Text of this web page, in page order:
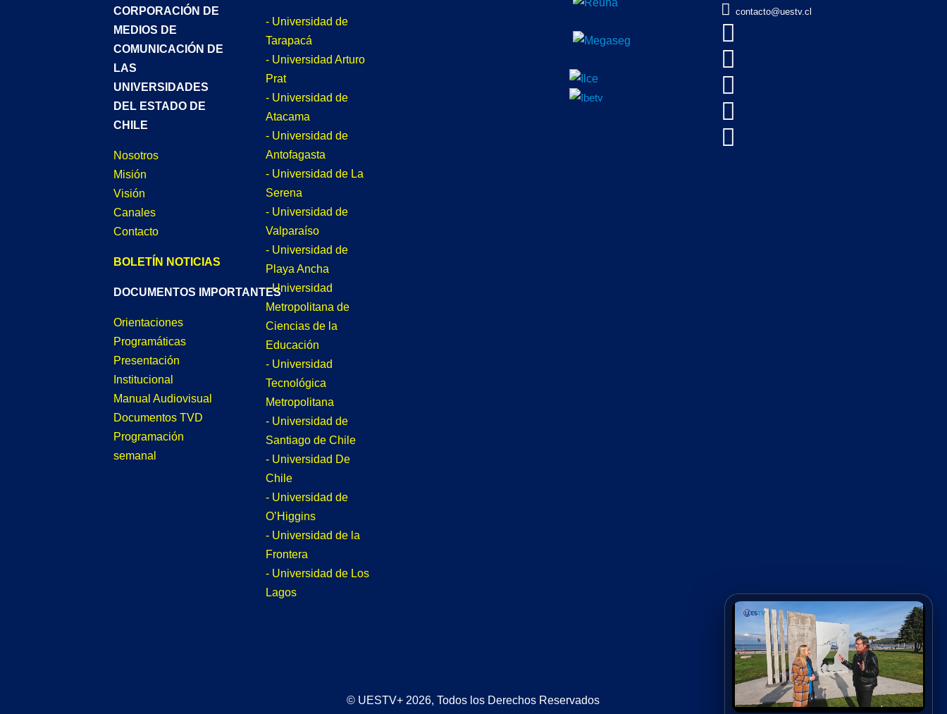
CORPORACIÓN DE
MEDIOS DE
COMUNICACIÓN DE
LAS
UNIVERSIDADES
DEL ESTADO DE
CHILE
Nosotros
Misión
Visión
Canales
Contacto
BOLETÍN NOTICIAS
DOCUMENTOS IMPORTANTES
Orientaciones
Programáticas
Presentación
Institucional
Manual Audiovisual
Documentos TVD
Programación
semanal
- Universidad de
Tarapacá
- Universidad Arturo
Prat
- Universidad de
Atacama
- Universidad de
Antofagasta
- Universidad de La
Serena
- Universidad de
Valparaíso
- Universidad de
Playa Ancha
- Universidad
Metropolitana de
Ciencias de la
Educación
- Universidad
Tecnológica
Metropolitana
- Universidad de
Santiago de Chile
- Universidad De
Chile
- Universidad de
O’Higgins
- Universidad de la
Frontera
- Universidad de Los
Lagos
 contacto@uestv.cl





© UESTV+ 2026, Todos los Derechos Reservados